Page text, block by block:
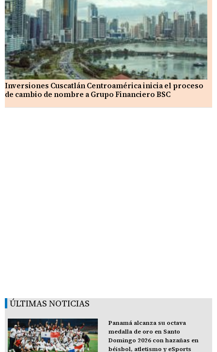
Inversiones Cuscatlán Centroamérica inicia el proceso
de cambio de nombre a Grupo Financiero BSC
ÚLTIMAS NOTICIAS
Panamá alcanza su octava
medalla de oro en Santo
Domingo 2026 con hazañas en
béisbol, atletismo y eSports